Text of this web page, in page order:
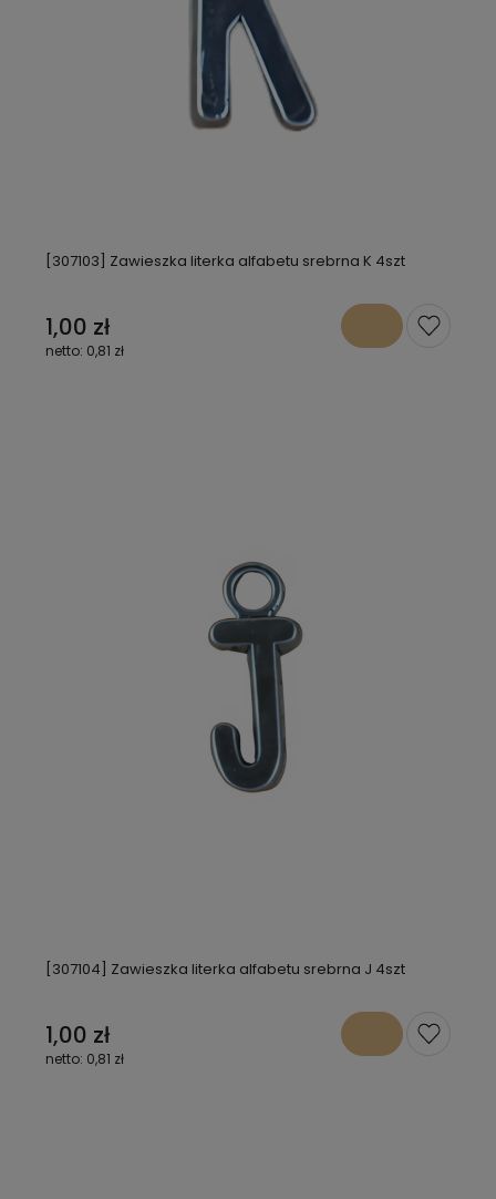
[307103] Zawieszka literka alfabetu srebrna K 4szt
1,00 zł
0,81 zł
[307104] Zawieszka literka alfabetu srebrna J 4szt
1,00 zł
0,81 zł